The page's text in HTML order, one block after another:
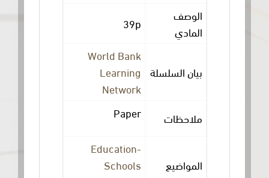
الوصف
بيان السلسلة
World Bank
Learning
Network
ملاحظات
المواضيع
Education-
Schools